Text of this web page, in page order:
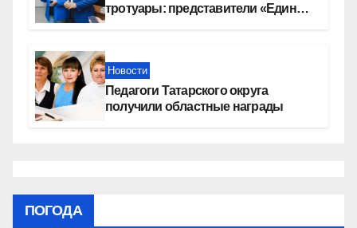
тротуары: представители «Единой
Новости
Педагоги Татарского округа
получили областные награды
ПОГОДА